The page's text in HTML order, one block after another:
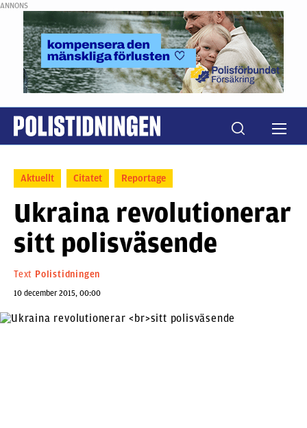
ANNONS
Aktuellt Citatet Reportage
Ukraina revolutionerar
sitt polisväsende
Text Polistidningen
10 december 2015, 00:00